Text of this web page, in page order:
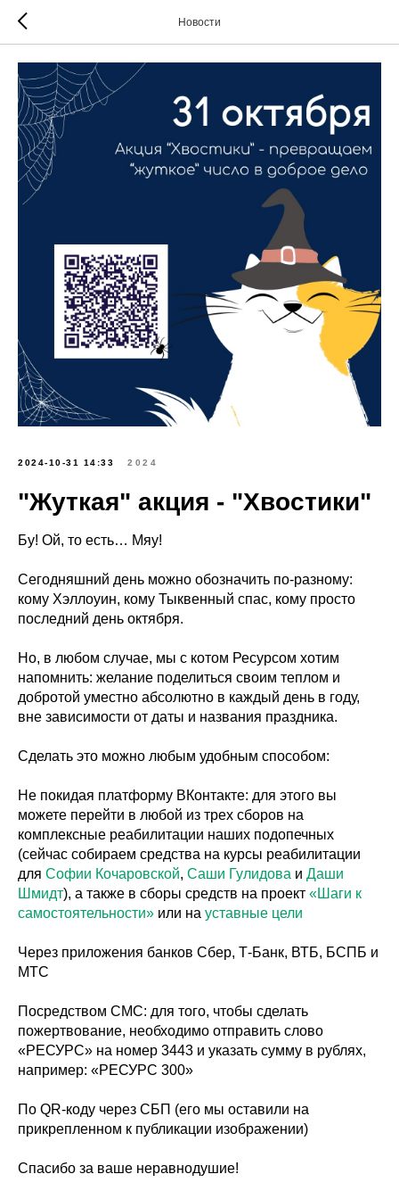
Новости
2024-10-31 14:33 2024
"Жуткая" акция - "Хвостики"
Бу! Ой, то есть… Мяу!
Сегодняшний день можно обозначить по-разному:
кому Хэллоуин, кому Тыквенный спас, кому просто
последний день октября.
Но, в любом случае, мы с котом Ресурсом хотим
напомнить: желание поделиться своим теплом и
добротой уместно абсолютно в каждый день в году,
вне зависимости от даты и названия праздника.
Сделать это можно любым удобным способом:
Не покидая платформу ВКонтакте: для этого вы
можете перейти в любой из трех сборов на
комплексные реабилитации наших подопечных
(сейчас собираем средства на курсы реабилитации
для Софии Кочаровской, Саши Гулидова и Даши
Шмидт), а также в сборы средств на проект «Шаги к
самостоятельности» или на уставные цели
Через приложения банков Сбер, Т-Банк, ВТБ, БСПБ и
МТС
Посредством СМС: для того, чтобы сделать
пожертвование, необходимо отправить слово
«РЕСУРС» на номер 3443 и указать сумму в рублях,
например: «РЕСУРС 300»
По QR-коду через СБП (его мы оставили на
прикрепленном к публикации изображении)
Спасибо за ваше неравнодушие!